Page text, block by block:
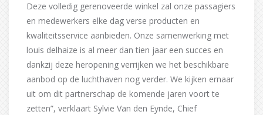
Deze volledig gerenoveerde winkel zal onze passagiers
en medewerkers elke dag verse producten en
kwaliteitsservice aanbieden. Onze samenwerking met
louis delhaize is al meer dan tien jaar een succes en
dankzij deze heropening verrijken we het beschikbare
aanbod op de luchthaven nog verder. We kijken ernaar
uit om dit partnerschap de komende jaren voort te
zetten”, verklaart Sylvie Van den Eynde, Chief